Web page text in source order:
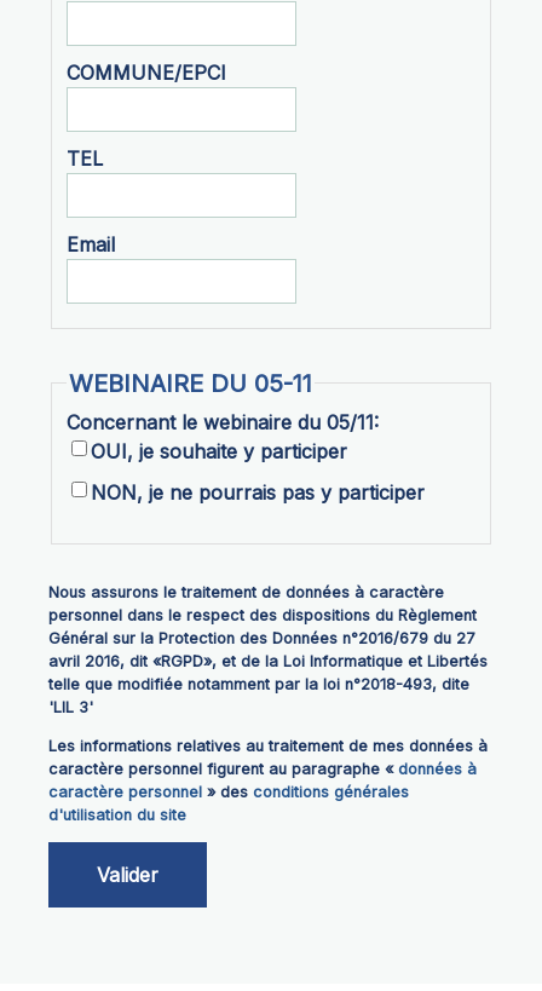
COMMUNE/EPCI
TEL
Email
WEBINAIRE DU 05-11
Concernant le webinaire du 05/11:
OUI, je souhaite y participer
NON, je ne pourrais pas y participer
Nous assurons le traitement de données à caractère
personnel dans le respect des dispositions du Règlement
Général sur la Protection des Données n°2016/679 du 27
avril 2016, dit «RGPD», et de la Loi Informatique et Libertés
telle que modifiée notamment par la loi n°2018-493, dite
'LIL 3'
Les informations relatives au traitement de mes données à
caractère personnel figurent au paragraphe « données à
caractère personnel » des conditions générales
d'utilisation du site